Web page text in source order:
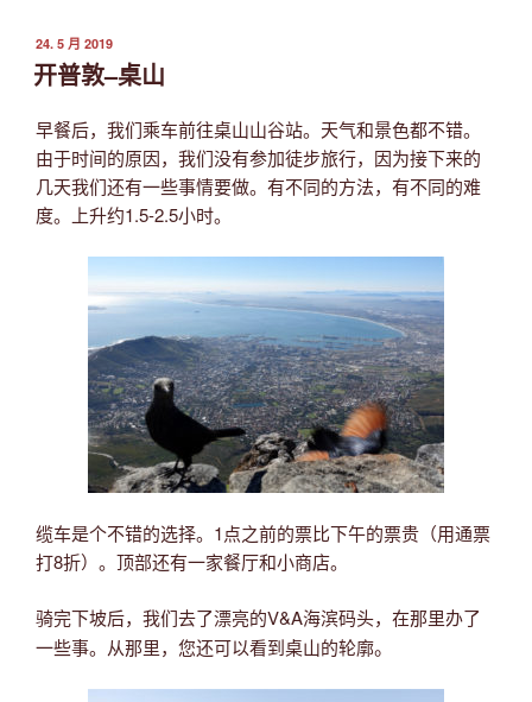
发
布
于
24. 5 月 2019
开普敦–桌山
早餐后，我们乘车前往桌山山谷站。天气和景色都不错。
由于时间的原因，我们没有参加徒步旅行，因为接下来的
几天我们还有一些事情要做。有不同的方法，有不同的难
度。上升约1.5-2.5小时。
缆车是个不错的选择。1点之前的票比下午的票贵（用通票
打8折）。顶部还有一家餐厅和小商店。
骑完下坡后，我们去了漂亮的V&A海滨码头，在那里办了
一些事。从那里，您还可以看到桌山的轮廓。